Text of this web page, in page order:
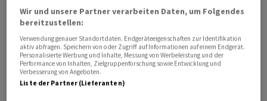
Die Ölpreise sind unterdessen am Mittwoch weiter
gesunken. Der Preis für ein Barrel (159 Liter) Rohöl der
Nordseesorte Brent mit Lieferung im Juni befindet sich
derzeit mit rund 94,5 Dollar deutlich unter der
psychologisch wichtigen Marke von 100
Wir und unsere Partner verarbeiten Daten, um Folgendes
bereitzustellen:
Verwendung genauer Standortdaten. Endgeräteeigenschaften zur Identifikation
aktiv abfragen. Speichern von oder Zugriff auf Informationen auf einem Endgerät.
Personalisierte Werbung und Inhalte, Messung von Werbeleistung und der
Performance von Inhalten, Zielgruppenforschung sowie Entwicklung und
Verbesserung von Angeboten.
Liste der Partner (Lieferanten)